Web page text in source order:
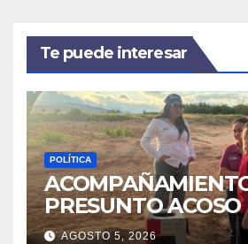
Te puede interesar
POLÍTICA
PRESUNTO ACOSO
AGOSTO 5, 2026